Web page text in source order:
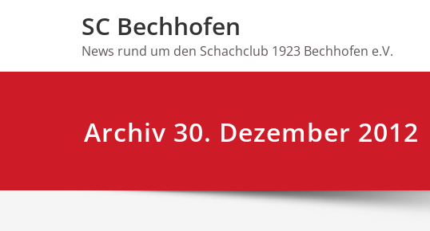
SC Bechhofen
News rund um den Schachclub 1923 Bechhofen e.V.
Archiv 30. Dezember 2012